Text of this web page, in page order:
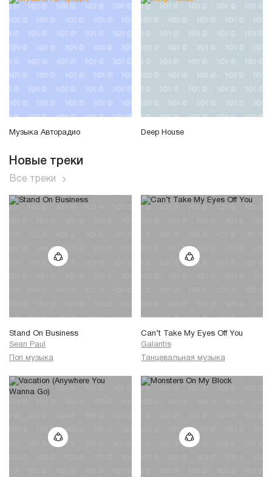
Музыка Авторадио Deep House
Новые треки
Все треки
Stand On Business
Sean Paul
Поп музыка
Can’t Take My Eyes Off You
Galantis
Танцевальная музыка